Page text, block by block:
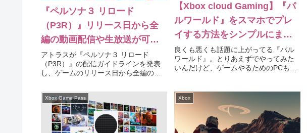
『ペルソナ３ リロード
（P3R）』リリース日から全
編の動画配信や生放送が可能
に
アトラスが『ペルソナ３ リロード
（P3R）』の配信ガイドラインを発表
し、ゲームのリリース日から全編の動
らかにしました。このガイドラインに
より、プレイヤーは発売日以降、ゲー
ムのどの部分でも配信することが許可
さ...
【Xbox cloud Gaming】『パ
ルワールド』をスマホでプレ
イする方法をシンプルにまと
めました。
良くも悪くも話題に上がってる『パル
ワールド』。とりあえずでやってみた
いんだけど、ゲームやるためのPCも
なさい。いくら、比較的安いと言って
も3万円ちょいの出費...
Xbox Game Pass Xbox